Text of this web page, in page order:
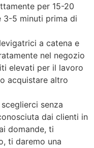
per 15-20
3-5 minuti prima di
a catena e
nel negozio
elevati per il lavoro
acquistare altro
senza
dai clienti in
domande, ti
ti daremo una